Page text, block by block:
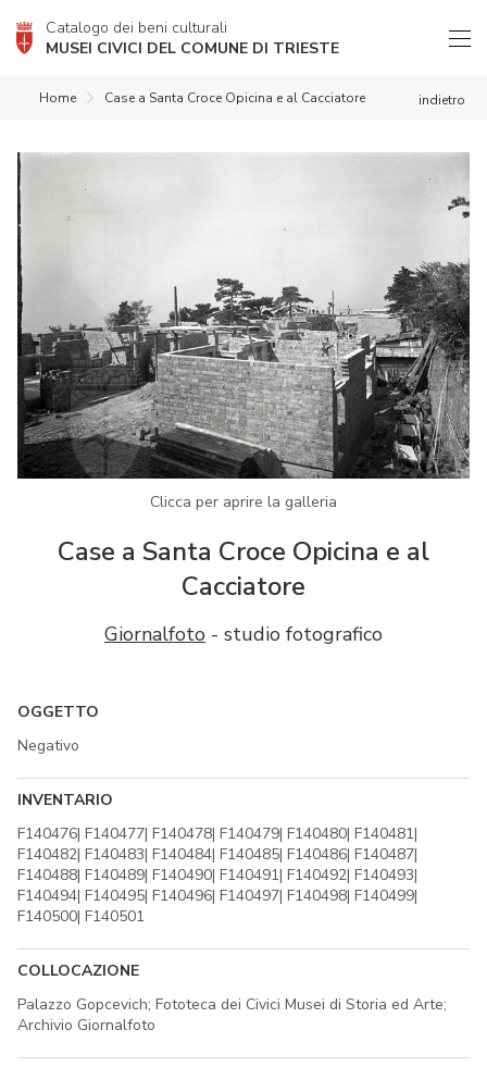
Catalogo dei beni culturali
MUSEI CIVICI DEL COMUNE DI TRIESTE
indietro
Home Case a Santa Croce Opicina e al Cacciatore
Clicca per aprire la galleria
Case a Santa Croce Opicina e al
Cacciatore
Giornalfoto - studio fotografico
OGGETTO
Negativo
INVENTARIO
F140476| F140477| F140478| F140479| F140480| F140481|
F140482| F140483| F140484| F140485| F140486| F140487|
F140488| F140489| F140490| F140491| F140492| F140493|
F140494| F140495| F140496| F140497| F140498| F140499|
F140500| F140501
COLLOCAZIONE
Palazzo Gopcevich; Fototeca dei Civici Musei di Storia ed Arte;
Archivio Giornalfoto